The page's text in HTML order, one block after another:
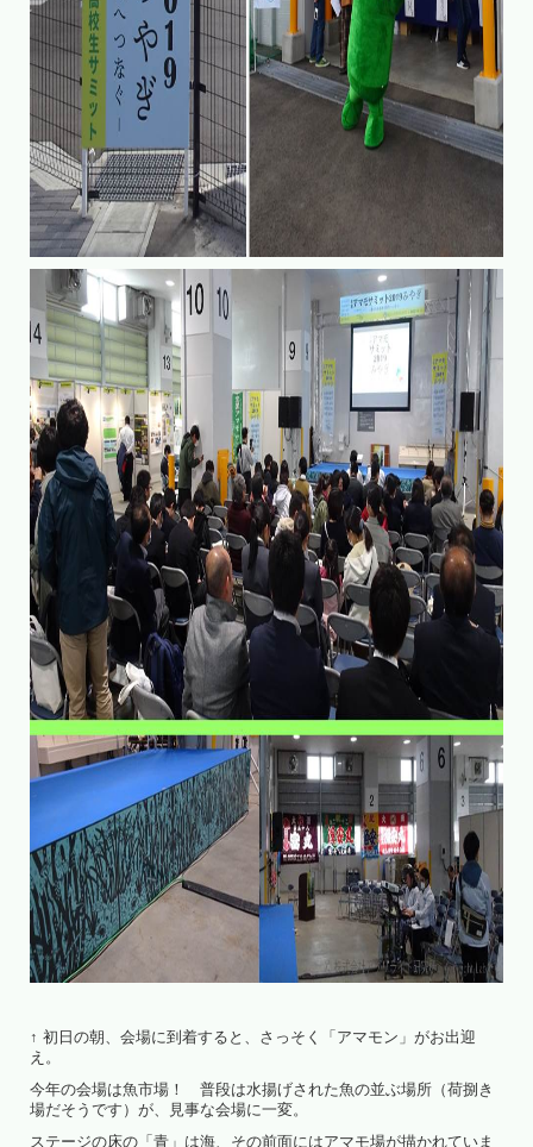
↑ 初日の朝、会場に到着すると、さっそく「アマモン」がお出迎
え。
今年の会場は魚市場！ 普段は水揚げされた魚の並ぶ場所（荷捌き
場だそうです）が、見事な会場に一変。
ステージの床の「青」は海、その前面にはアマモ場が描かれていま